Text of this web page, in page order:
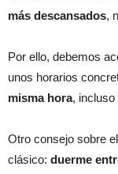
más descansados,
Por ello, debemos
unos horarios
misma hora, incluso
Otro consejo sobre
clásico: duerme